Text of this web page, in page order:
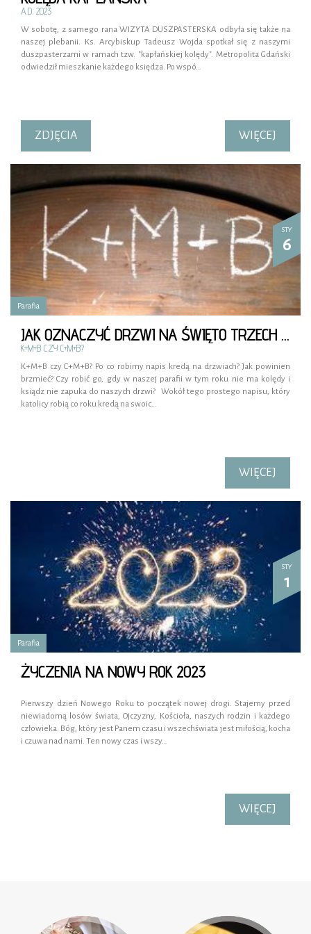
A.D. 2023
W sobotę, z samego rana WIZYTA DUSZPASTERSKA odbyła się także na
naszej plebanii. Ks. Arcybiskup Tadeusz Wojda spotkał się z naszymi
duszpasterzami w ramach tzw. "kapłańskiej kolędy". Metropolita Gdański
odwiedził mieszkanie każdego księdza. Po wspó…
WIĘCEJ
ZDJĘCIA
STY
6
Parafia
JAK OZNACZYĆ DRZWI NA ŚWIĘTO TRZECH KRÓLI?
K+M+B CZY C+M+B?
K+M+B czy C+M+B? Po co robimy napis kredą na drzwiach? Jak powinien
brzmieć? Czy robić go, gdy w naszej parafii w tym roku nie ma kolędy i
ksiądz nie zapuka do naszych drzwi? Wokół tego prostego napisu, który
katolicy robią co roku kredą na swoic…
WIĘCEJ
STY
1
Parafia
ŻYCZENIA NA NOWY ROK 2023
Pierwszy dzień Nowego Roku to początek nowej drogi. Stajemy przed
niewiadomą losów świata, Ojczyzny, Kościoła, naszych rodzin i każdego
człowieka. Bóg, który jest Panem czasu i wszechświata jest miłością, kocha
i czuwa nad nami. Ten nowy czas i wszy…
WIĘCEJ